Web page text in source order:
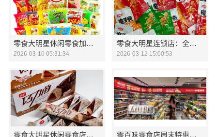
零食大明星休闲零食加盟火爆招商中
2026-03-10 05:31:34
零食大明星连锁店：全国火爆招商中
2026-03-12 15:00:53
零食大明星休闲零食店火爆招商中 零百味零食店周末特惠活动火热进行中